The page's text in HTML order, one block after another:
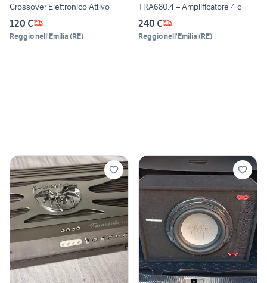
Crossover Elettronico Attivo
120 €
Reggio nell'Emilia (RE)
TRA680.4 – Amplificatore 4 c
240 €
Reggio nell'Emilia (RE)